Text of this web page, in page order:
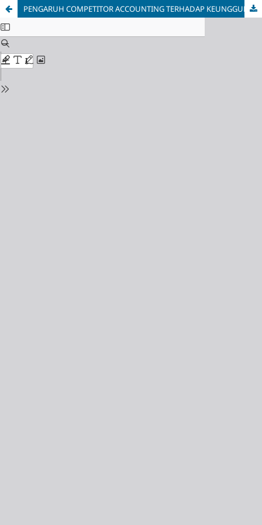
PENGARUH COMPETITOR ACCOUNTING TERHADAP KEUNGGULAN BERSAING DAN KINERJA ORGANISASI